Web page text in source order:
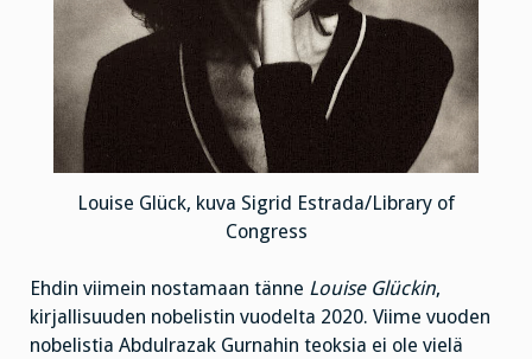
Louise Glück, kuva Sigrid Estrada/Library of
Congress
Ehdin viimein nostamaan tänne Louise Glückin,
kirjallisuuden nobelistin vuodelta 2020. Viime vuoden
nobelistia Abdulrazak Gurnahin teoksia ei ole vielä